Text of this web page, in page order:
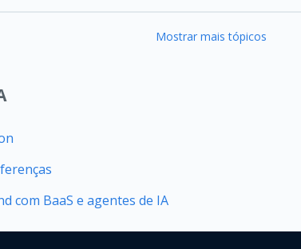
Mostrar mais tópicos
com BaaS e agentes de IA